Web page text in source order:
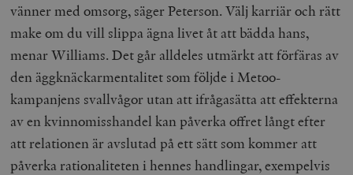
vänner med omsorg, säger Peterson. Välj karriär och rätt
make om du vill slippa ägna livet åt att bädda hans,
menar Williams. Det går alldeles utmärkt att förfäras av
den äggknäckarmentalitet som följde i Metoo-
kampanjens svallvågor utan att ifrågasätta att effekterna
av en kvinnomisshandel kan påverka offret långt efter
att relationen är avslutad på ett sätt som kommer att
påverka rationaliteten i hennes handlingar, exempelvis